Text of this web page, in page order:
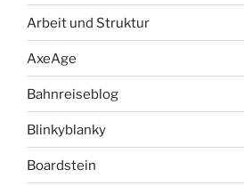
Arbeit und Struktur
AxeAge
Bahnreiseblog
Blinkyblanky
Boardstein